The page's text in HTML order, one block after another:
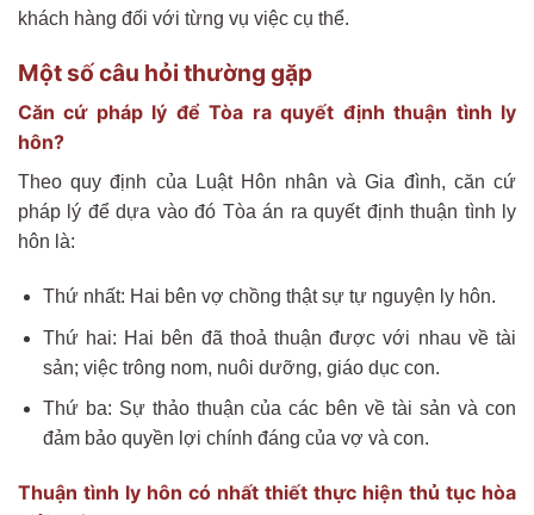
khách hàng đối với từng vụ việc cụ thể.
Một số câu hỏi thường gặp
Căn cứ pháp lý để Tòa ra quyết định thuận tình ly
hôn?
Theo quy định của Luật Hôn nhân và Gia đình, căn cứ
pháp lý để dựa vào đó Tòa án ra quyết định thuận tình ly
hôn là:
Thứ nhất: Hai bên vợ chồng thật sự tự nguyện ly hôn.
Thứ hai: Hai bên đã thoả thuận được với nhau về tài
sản; việc trông nom, nuôi dưỡng, giáo dục con.
Thứ ba: Sự thảo thuận của các bên về tài sản và con
đảm bảo quyền lợi chính đáng của vợ và con.
Thuận tình ly hôn có nhất thiết thực hiện thủ tục hòa